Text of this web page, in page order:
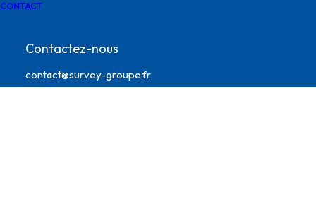
CONTACT
Contactez-nous
contact@survey-groupe.fr